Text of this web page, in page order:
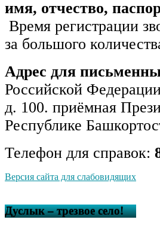
имя, отчество,
Время регистрации
за большого
Адрес для
Российской
д. 100. приёмная
Республике
Телефон для справок:
Версия сайта для слабовидящих
Дуслык – трезвое село!